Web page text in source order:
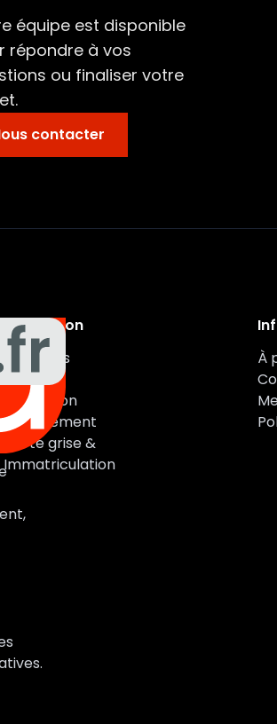
équipe est disponible
répondre à vos
ou finaliser votre
contacter
Navigation
Véhicules
Marques
Estimation
Financement
Carte grise &
Immatriculation
À